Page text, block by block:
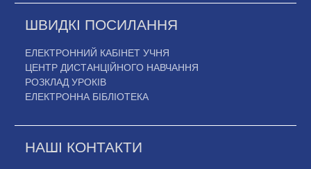
ШВИДКІ ПОСИЛАННЯ
ЕЛЕКТРОННИЙ КАБІНЕТ УЧНЯ
ЦЕНТР ДИСТАНЦІЙНОГО НАВЧАННЯ
РОЗКЛАД УРОКІВ
ЕЛЕКТРОННА БІБЛІОТЕКА
НАШІ КОНТАКТИ